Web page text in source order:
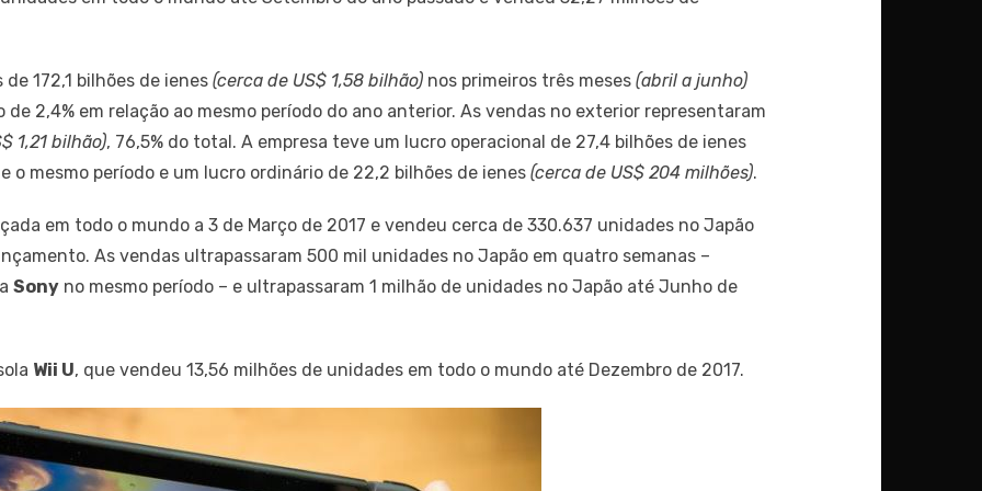
172,1 bilhões de ienes (cerca de US$ 1,58 bilhão) nos primeiros três meses (abril a junho)
2,4% em relação ao mesmo período do ano anterior. As vendas no exterior representaram
1,21 bilhão), 76,5% do total. A empresa teve um lucro operacional de 27,4 bilhões de ienes
o mesmo período e um lucro ordinário de 22,2 bilhões de ienes (cerca de US$ 204 milhões).
em todo o mundo a 3 de Março de 2017 e vendeu cerca de 330.637 unidades no Japão
As vendas ultrapassaram 500 mil unidades no Japão em quatro semanas –
Sony no mesmo período – e ultrapassaram 1 milhão de unidades no Japão até Junho de
Wii U, que vendeu 13,56 milhões de unidades em todo o mundo até Dezembro de 2017.